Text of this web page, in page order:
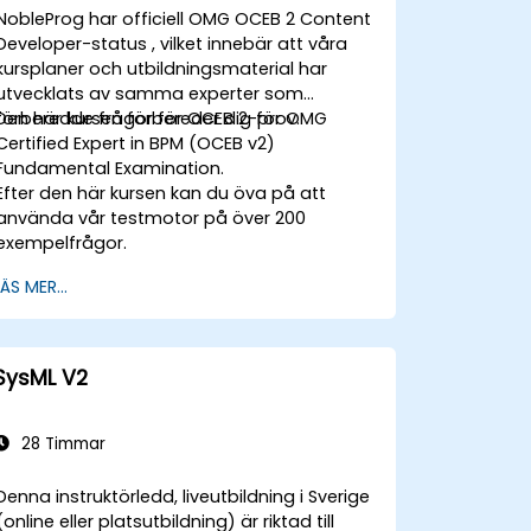
har officiell OMGOCEB 2 Content
status , vilket innebär att våra
och utbildningsmaterial har
av samma experter som
frågor för OCEB 2-prov.
här kursen förbereder dig för OMG
Expert in BPM (OCEB v2)
Examination.
den här kursen kan du öva på att
vår testmotor på över 200
MER...
V2
28 Timmar
instruktörledd, liveutbildning i Sverige
eller platsutbildning) är riktad till